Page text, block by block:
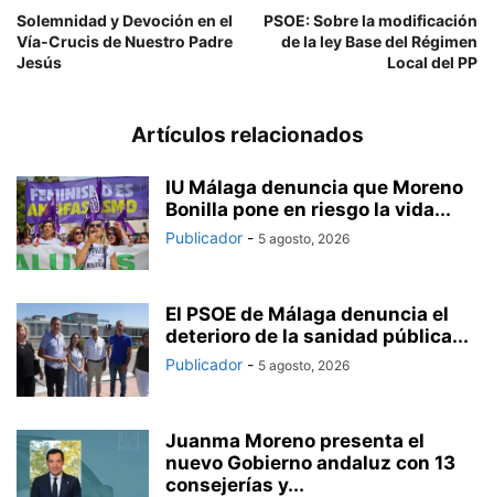
Solemnidad y Devoción en el
Vía-Crucis de Nuestro Padre
Jesús
PSOE: Sobre la modificación
de la ley Base del Régimen
Local del PP
Artículos relacionados
IU Málaga denuncia que Moreno
Bonilla pone en riesgo la vida...
Publicador - 5 agosto, 2026
El PSOE de Málaga denuncia el
deterioro de la sanidad pública...
Publicador - 5 agosto, 2026
Juanma Moreno presenta el
nuevo Gobierno andaluz con 13
consejerías y...